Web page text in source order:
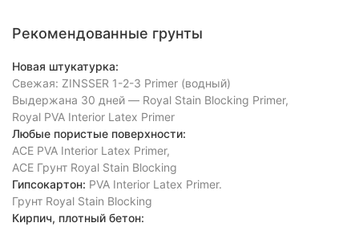
Рекомендованные грунты
Новая штукатурка:
Свежая: ZINSSER 1-2-3 Primer (водный)
Выдержана 30 дней — Royal Stain Blocking Primer,
Royal PVA Interior Latex Primer
Любые пористые поверхности:
ACE PVA Interior Latex Primer,
АСЕ Грунт Royal Stain Blocking
Гипсокартон: PVA Interior Latex Primer.
Грунт Royal Stain Blocking
Кирпич, плотный бетон: